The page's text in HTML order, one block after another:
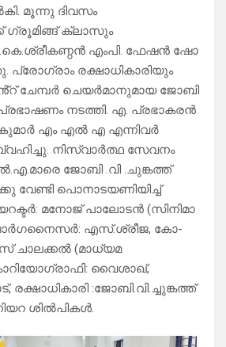
മൂന്നു ദിവസം
ഗ്രൂമിങ്ങ് ക്ലാസും
എംപി. ഫേഷൻ ഷോ
രക്ഷാധികാരിയും
ചേമ്പർ ചെയർമാനുമായ ജോബി
നടത്തി. എ. പ്രഭാകരൻ
എം എൽ എ എന്നിവർ
നിസ്വാർത്ഥ സേവനം
ജോബി .വി .ചുങ്കത്ത്
വേണ്ടി പൊനാടയണിയിച്ച്
മനോജ് പാലോടൻ (സിനിമാ
എസ്.ശ്രീജ, കോ-
ചാലക്കൽ (മാധ്യമ
വൈശാഖ്,
:ജോബി.വി.ച്ചുങ്കത്ത്
ശിൽപികൾ.